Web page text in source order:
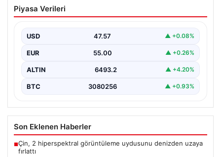
185 milyon Euro’yu ellerinin tersiyle
Piyasa Verileri
USD 47.57 ▲ +0.08%
EUR 55.00 ▲ +0.26%
ALTIN 6493.2 ▲ +4.20%
BTC 3080256 ▲ +0.93%
Son Eklenen Haberler
■Çin, 2 hiperspektral görüntüleme uydusunu denizden uzaya
fırlattı